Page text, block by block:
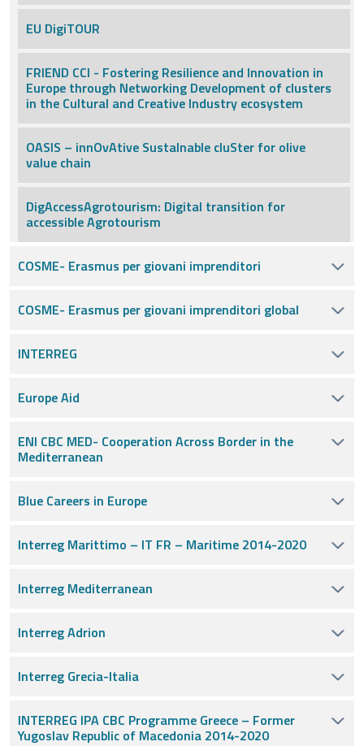
EU DigiTOUR
FRIEND CCI - Fostering Resilience and Innovation in
Europe through Networking Development of clusters
in the Cultural and Creative Industry ecosystem
OASIS – innOvAtive SustaInable cluSter for olive
value chain
DigAccessAgrotourism: Digital transition for
accessible Agrotourism
COSME- Erasmus per giovani imprenditori
COSME- Erasmus per giovani imprenditori global
INTERREG
Europe Aid
ENI CBC MED- Cooperation Across Border in the
Mediterranean
Blue Careers in Europe
Interreg Marittimo – IT FR – Maritime 2014-2020
Interreg Mediterranean
Interreg Adrion
Interreg Grecia-Italia
INTERREG IPA CBC Programme Greece – Former
Yugoslav Republic of Macedonia 2014-2020